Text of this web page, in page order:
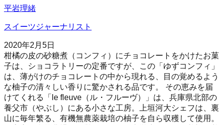
平岩理緒
スイーツジャーナリスト
2020年2月5日
柑橘の皮の砂糖煮（コンフィ）にチョコレートをかけたお菓
子は、ショコラトリーの定番ですが、この「ゆずコンフィ」
は、薄がけのチョコレートの中から現れる、目の覚めるよう
な柚子の清々しい香りに驚かされる品です。 その恵みを届
けてくれる「le fleuve（ル・フルーヴ）」は、兵庫県北部の
養父市（やぶし）にある小さな工房。上垣河大シェフは、裏
山に毎年繁る、有機無農薬栽培の柚子を自ら収穫して使用。